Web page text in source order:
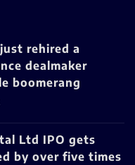
rehired a
dealmaker
boomerang
Ltd IPO gets
by over five times